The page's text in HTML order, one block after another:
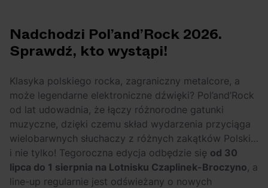
OFF Festival 2026 –
nocne koncerty
warte uwagi!
High Five: pięć
najciekawszych
wydarzeń w polskim
rapie [czerwiec i
lipiec 2026]
Nadchodzi Pol’and’Rock 2026.
Sprawdź, kto wystąpi!
Klasyka polskiego rocka, zagraniczny metalcore, a
może legendarne elektroniczne dźwięki? Pol’and’Rock
od lat udowadnia, że łączy różnorodne gatunki
muzyczne, dzięki czemu skład wydarzenia przyciąga
wielobarwnych słuchaczy z różnych zakątków Polski…
i nie tylko! Tegoroczna edycja odbędzie się od 30
lipca do 1 sierpnia na Lotnisku Czaplinek-Broczyno, a
line-up regularnie jest odświeżany o nowych